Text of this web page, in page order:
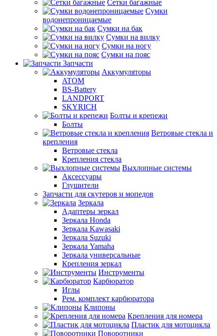
Сетки багажные
Сумки
водонепроницаемые
Сумки на бак
Сумки на вилку
Сумки на ногу
Сумки на пояс
Запчасти
Аккумуляторы
ATOM
BS-Battery
LANDPORT
SKYRICH
Болты и крепежи
Болты
Ветровые стекла и
крепления
Ветровые стекла
Крепления стекла
Выхлопные системы
Аксессуары
Глушители
Запчасти для скутеров и мопедов
Зеркала
Адаптеры зеркал
Зеркала Honda
Зеркала Kawasaki
Зеркала Suzuki
Зеркала Yamaha
Зеркала универсальные
Крепления зеркал
Инструменты
Карбюратор
Иглы
Рем. комплект карбюратора
Клипоны
Крепления для номера
Пластик для мотоцикла
Поворотники